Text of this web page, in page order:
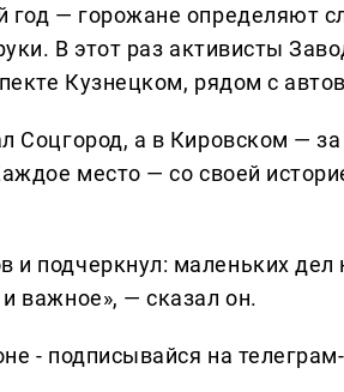
год — горожане определяют
В этот раз активисты
Кузнецком, рядом с
Соцгород, а в Кировском — за
место — со своей
и подчеркнул: маленьких дел
важное», — сказал он.
- подписывайся на